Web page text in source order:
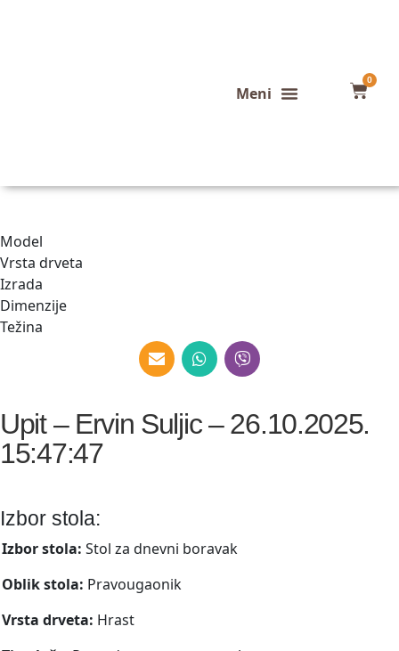
0
Model
Vrsta drveta
Izrada
Dimenzije
Težina
Upit – Ervin Suljic – 26.10.2025.
15:47:47
Izbor stola:
Izbor stola: Stol za dnevni boravak
Oblik stola: Pravougaonik
Vrsta drveta: Hrast